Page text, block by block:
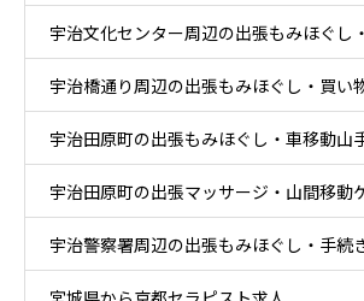
後ケア
宇治文化センター周辺の出張もみほぐし
り時間ケア
宇治橋通り周辺の出張もみほぐし・買い
ケア
宇治田原町の出張もみほぐし・車移動山
宇治田原町の出張マッサージ・山間移動
宇治警察署周辺の出張もみほぐし・手続